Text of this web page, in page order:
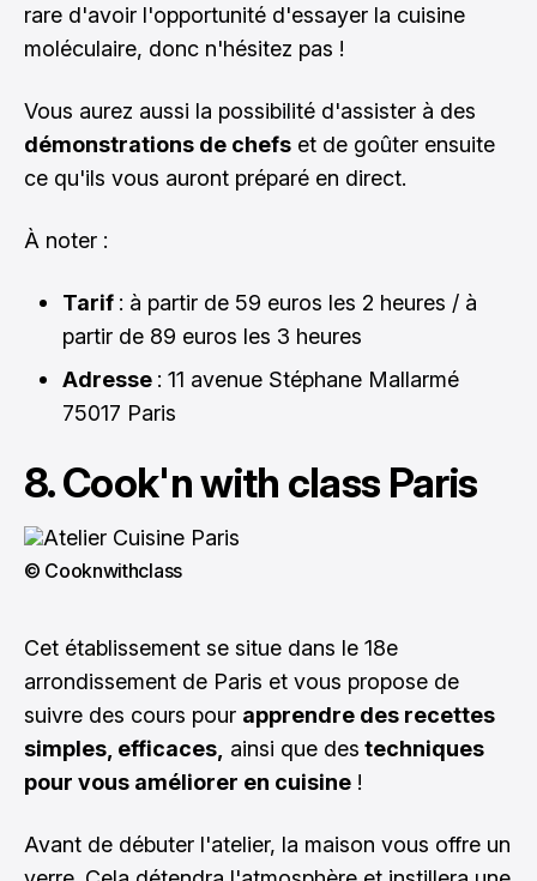
rare d'avoir l'opportunité d'essayer la cuisine
moléculaire, donc n'hésitez pas !
Vous aurez aussi la possibilité d'assister à des
démonstrations de chefs et de goûter ensuite
ce qu'ils vous auront préparé en direct.
À noter :
Tarif : à partir de 59 euros les 2 heures / à
partir de 89 euros les 3 heures
Adresse : 11 avenue Stéphane Mallarmé
75017 Paris
8. Cook'n with class Paris
© Cooknwithclass
Cet établissement se situe dans le 18e
arrondissement de Paris et vous propose de
suivre des cours pour apprendre des recettes
simples, efficaces, ainsi que des techniques
pour vous améliorer en cuisine !
Avant de débuter l'atelier, la maison vous offre un